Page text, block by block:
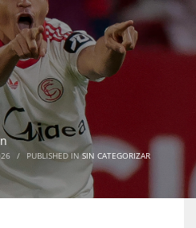
/ PUBLISHED INSIN CATEGORIZAR